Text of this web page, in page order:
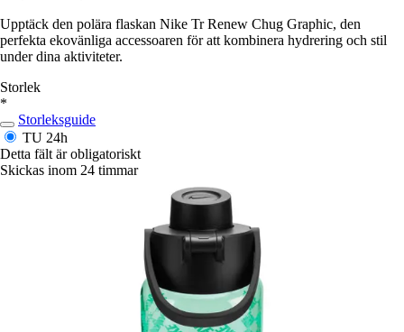
Upptäck den polära flaskan Nike Tr Renew Chug Graphic, den
perfekta ekovänliga accessoaren för att kombinera hydrering och stil
under dina aktiviteter.
Storlek
*
Storleksguide
TU 24h
Detta fält är obligatoriskt
Skickas inom 24 timmar